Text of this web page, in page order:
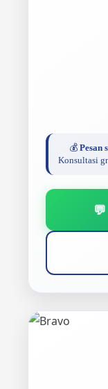
💰 Pesan
Konsultasi
💬